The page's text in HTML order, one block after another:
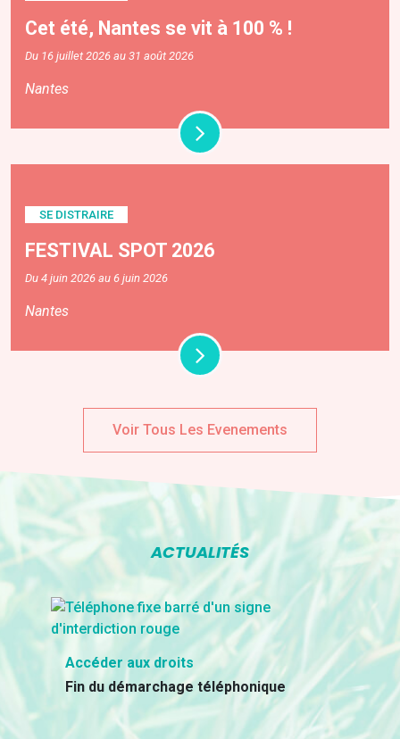
Cet été, Nantes se vit à 100 % !
Du 16 juillet 2026 au 31 août 2026
Nantes
SE DISTRAIRE
FESTIVAL SPOT 2026
Du 4 juin 2026 au 6 juin 2026
Nantes
Voir Tous Les Evenements
ACTUALITÉS
Accéder aux droits
Fin du démarchage téléphonique